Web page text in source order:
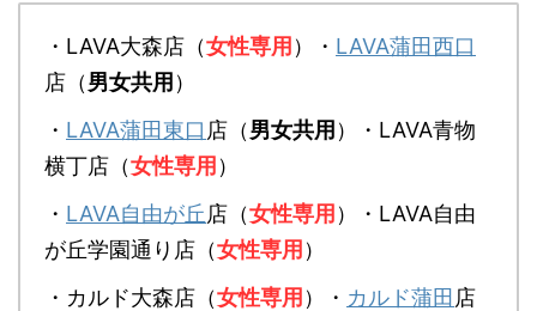
・LAVA大森店（女性専用 ）・ LAVA蒲田西口
店（男女共用 ）
・ LAVA蒲田東口 店（男女共用 ）・LAVA青物
横丁店（女性専用 ）
・ LAVA自由が丘店（女性専用 ）・LAVA自由
が丘学園通り店（女性専用 ）
・カルド大森店（女性専用 ）・ カルド蒲田 店